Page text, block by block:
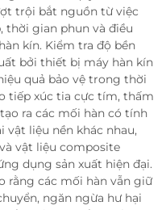
trội bắt nguồn từ việc
thời gian phun và điều
kín. Kiểm tra độ bền
bởi thiết bị máy hàn kín
quả bảo vệ trong thời
tiếp xúc tia cực tím, thấm
ra các mối hàn có tính
liệu nền khác nhau,
vật liệu composite
dụng sản xuất hiện đại.
rằng các mối hàn vẫn giữ
ngăn ngừa hư hại